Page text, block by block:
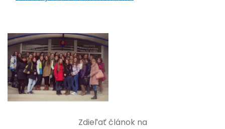
Zdieľať článok na